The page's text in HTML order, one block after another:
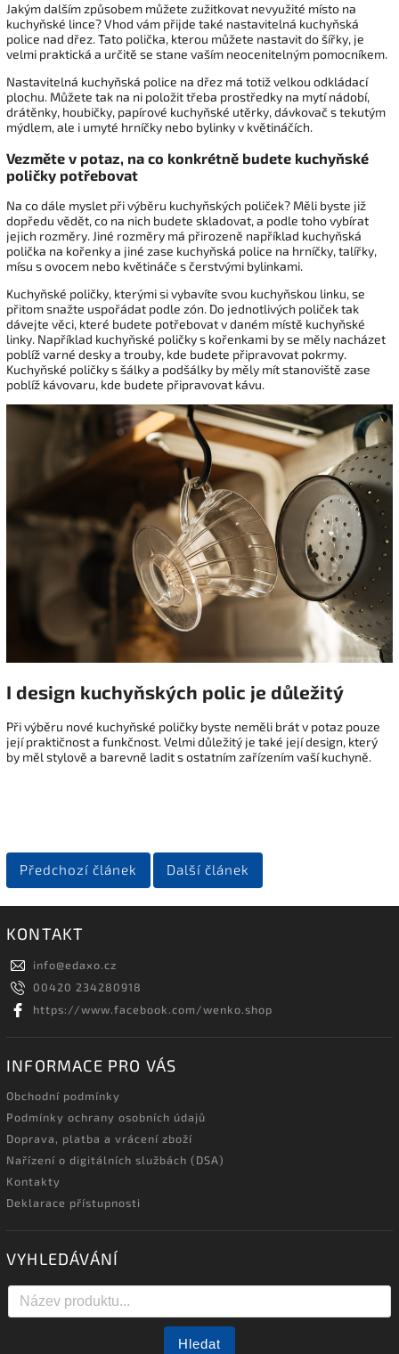
Jakým dalším způsobem můžete zužitkovat nevyužité místo na
kuchyňské lince? Vhod vám přijde také nastavitelná kuchyňská
police nad dřez. Tato polička, kterou můžete nastavit do šířky, je
velmi praktická a určitě se stane vaším neocenitelným pomocníkem.
Nastavitelná kuchyňská police na dřez má totiž velkou odkládací
plochu. Můžete tak na ni položit třeba prostředky na mytí nádobí,
drátěnky, houbičky, papírové kuchyňské utěrky, dávkovač s tekutým
mýdlem, ale i umyté hrníčky nebo bylinky v květináčích.
Vezměte v potaz, na co konkrétně budete kuchyňské
poličky potřebovat
Na co dále myslet při výběru kuchyňských poliček? Měli byste již
dopředu vědět, co na nich budete skladovat, a podle toho vybírat
jejich rozměry. Jiné rozměry má přirozeně například kuchyňská
polička na kořenky a jiné zase kuchyňská police na hrníčky, talířky,
mísu s ovocem nebo květináče s čerstvými bylinkami.
Kuchyňské poličky, kterými si vybavíte svou kuchyňskou linku, se
přitom snažte uspořádat podle zón. Do jednotlivých poliček tak
dávejte věci, které budete potřebovat v daném místě kuchyňské
linky. Například kuchyňské poličky s kořenkami by se měly nacházet
poblíž varné desky a trouby, kde budete připravovat pokrmy.
Kuchyňské poličky s šálky a podšálky by měly mít stanoviště zase
poblíž kávovaru, kde budete připravovat kávu.
I design kuchyňských polic je důležitý
Při výběru nové kuchyňské poličky byste neměli brát v potaz pouze
její praktičnost a funkčnost. Velmi důležitý je také její design, který
by měl stylově a barevně ladit s ostatním zařízením vaší kuchyně.
Předchozí článek Další článek
KONTAKT
info@edaxo.cz
00420 234280918
https://www.facebook.com/wenko.shop
INFORMACE PRO VÁS
Obchodní podmínky
Podmínky ochrany osobních údajů
Doprava, platba a vrácení zboží
Nařízení o digitálních službách (DSA)
Kontakty
Deklarace přístupnosti
VYHLEDÁVÁNÍ
Hledat